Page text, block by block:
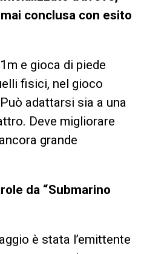
conclusa con esito
e gioca di piede
fisici, nel gioco
adattarsi sia a una
Deve migliorare
grande
da “Submarino
è stata l’emittente